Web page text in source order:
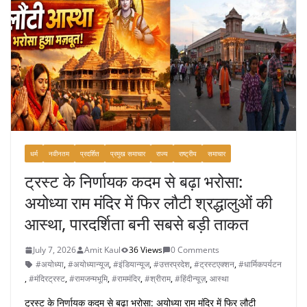
धर्म नवीनतम प्रदर्शित प्रमुख समाचार राज्य राष्ट्रीय समाचार
ट्रस्ट के निर्णायक कदम से बढ़ा भरोसा:
अयोध्या राम मंदिर में फिर लौटी श्रद्धालुओं की
आस्था, पारदर्शिता बनी सबसे बड़ी ताकत
July 7, 2026 Amit Kaul 36 Views
0 Comments
#अयोध्या,#अयोध्यान्यूज,#इंडियान्यूज,#उत्तरप्रदेश,#ट्रस्टएक्शन,#धार्मिकपर्यटन
,#मंदिरट्रस्ट,#रामजन्मभूमि,#राममंदिर,#श्रीराम,#हिंदीन्यूज़,आस्था
ट्रस्ट के निर्णायक कदम से बढ़ा भरोसा: अयोध्या राम मंदिर में फिर लौटी